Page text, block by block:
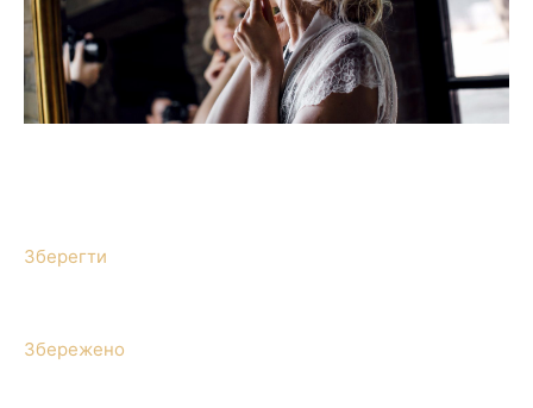
Зберегти
Збережено